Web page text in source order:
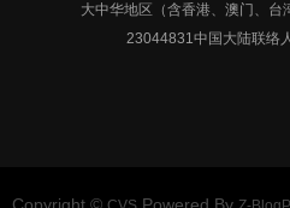
大中华地区（含香港、澳门、
23044831中国大陆联络